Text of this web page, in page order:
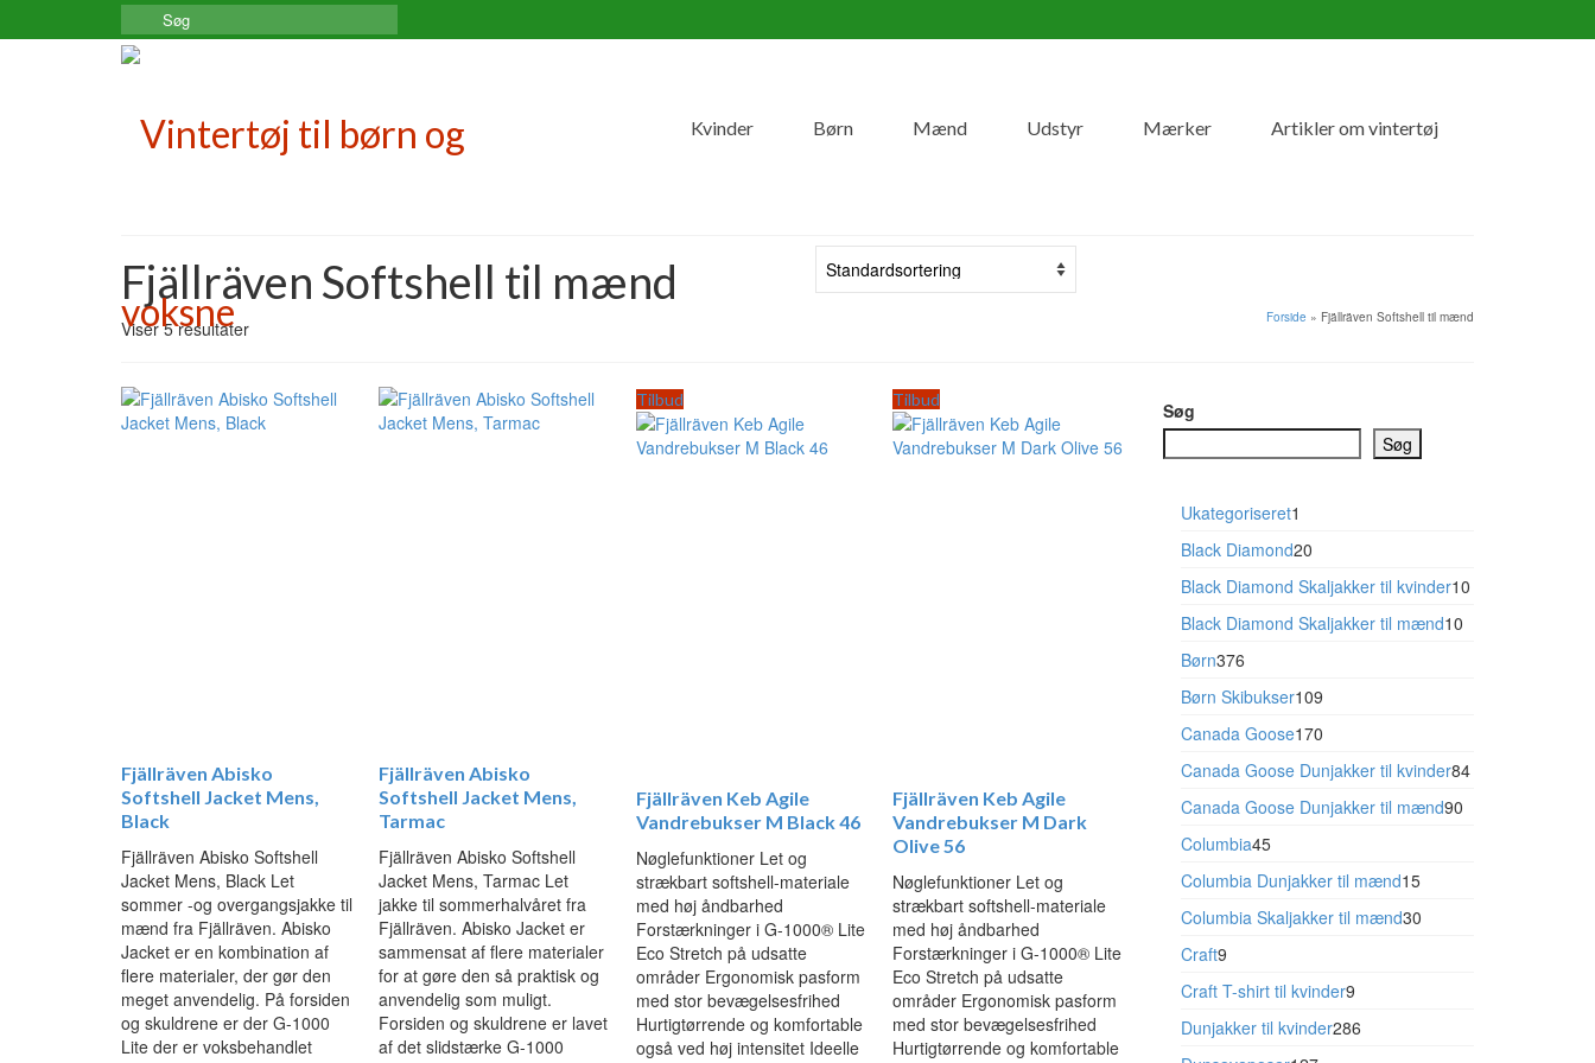
Search
for:
Kvinder Børn Mænd Udstyr Mærker Artikler om vintertøj
Fjällräven Softshell til mænd
Viser 5 resultater Forside » Fjällräven Softshell til mænd
Fjällräven Abisko
Softshell Jacket Mens,
Black
Fjällräven Abisko Softshell
Jacket Mens, Black Let
sommer -og overgangsjakke til
mænd fra Fjällräven. Abisko
Jacket er en kombination af
flere materialer, der gør den
meget anvendelig. På forsiden
og skuldrene er der G-1000
Lite der er voksbehandlet
Fjällräven Abisko
Softshell Jacket Mens,
Tarmac
Fjällräven Abisko Softshell
Jacket Mens, Tarmac Let
jakke til sommerhalvåret fra
Fjällräven. Abisko Jacket er
sammensat af flere materialer
for at gøre den så praktisk og
anvendelig som muligt.
Forsiden og skuldrene er lavet
af det slidstærke G-1000
Tilbud
Fjällräven Keb Agile
Vandrebukser M Black 46
Nøglefunktioner Let og
strækbart softshell-materiale
med høj åndbarhed
Forstærkninger i G-1000® Lite
Eco Stretch på udsatte
områder Ergonomisk pasform
med stor bevægelsesfrihed
Hurtigtørrende og komfortable
også ved høj intensitet Ideelle
Tilbud
Fjällräven Keb Agile
Vandrebukser M Dark
Olive 56
Nøglefunktioner Let og
strækbart softshell-materiale
med høj åndbarhed
Forstærkninger i G-1000® Lite
Eco Stretch på udsatte
områder Ergonomisk pasform
med stor bevægelsesfrihed
Hurtigtørrende og komfortable
Søg
Søg
Ukategoriseret1
vare
Black Diamond2020
varer
Black Diamond Skaljakker til kvinder1010
Black Diamond Skaljakker til mænd1010
Børn376376
varer
Børn Skibukser109109
varer
Canada Goose170170
varer
Canada Goose Dunjakker til kvinder8484
Canada Goose Dunjakker til mænd9090
Columbia4545
varer
Columbia Dunjakker til mænd1515
varer
Columbia Skaljakker til mænd3030
Craft99
varer
Craft T-shirt til kvinder99
varer
Dunjakker til kvinder286286